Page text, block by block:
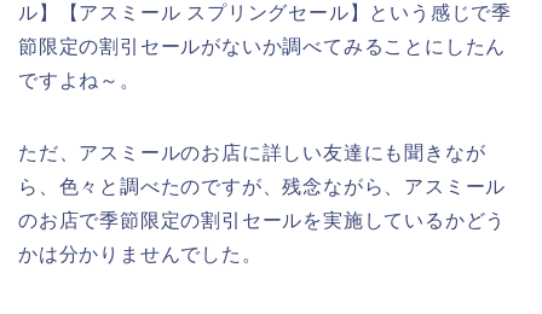
ル】【アスミール スプリングセール】という感じで季
節限定の割引セールがないか調べてみることにしたん
ですよね～。
ただ、アスミールのお店に詳しい友達にも聞きなが
ら、色々と調べたのですが、残念ながら、アスミール
のお店で季節限定の割引セールを実施しているかどう
かは分かりませんでした。